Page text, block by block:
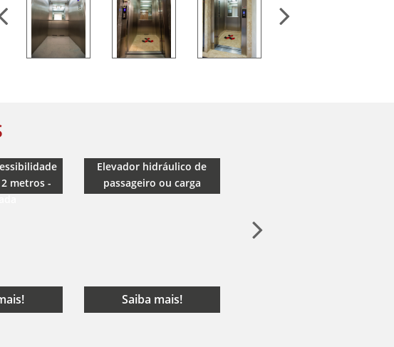
metros -
Elevador hidráulico de
passageiro ou carga
Saiba mais!